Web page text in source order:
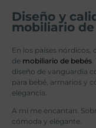
Diseño y
mobiliario
En los países nórdicos,
de mobiliario de bebés
diseño de vanguardia
para bebé, armarios y
elegancia.
A mí me encantan.
cómoda y elegante.